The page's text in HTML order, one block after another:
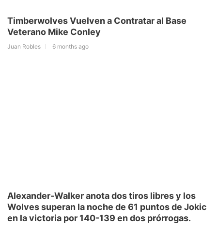
Timberwolves Vuelven a Contratar al Base
Veterano Mike Conley
Juan Robles 6 months ago
Alexander-Walker anota dos tiros libres y los
Wolves superan la noche de 61 puntos de Jokic
en la victoria por 140-139 en dos prórrogas.